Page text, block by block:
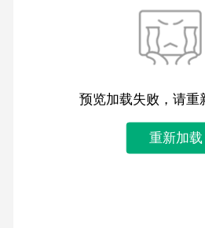
预览加载失败，请重
重新加载